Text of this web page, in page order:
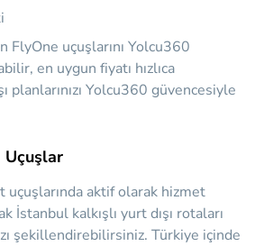
FlyOne uçuşlarını Yolcu360
en uygun fiyatı hızlıca
planlarınızı Yolcu360 güvencesiyle
Uçuşlar
uçuşlarında aktif olarak hizmet
İstanbul kalkışlı yurt dışı rotaları
şekillendirebilirsiniz. Türkiye içinde